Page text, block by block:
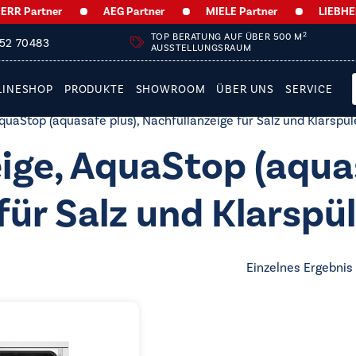
Partner AEG Partner MIELE Partner
70483 TOP BERATUNG AUF ÜBER 500 M2
AUSSTELLUNGSRAUM
PRODUKTE SHOWROOM ÜBER UNS SERVICE
(aquasafe plus), Nachfüllanzeige für Salz und
AquaStop
Salz und
Einzelnes